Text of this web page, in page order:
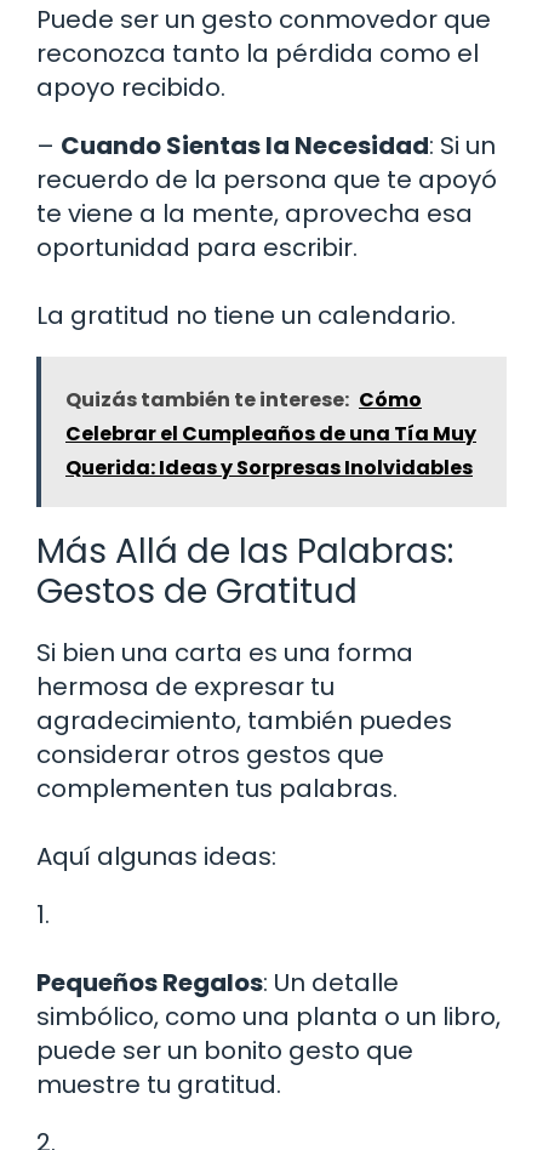
Puede ser un gesto conmovedor que
reconozca tanto la pérdida como el
apoyo recibido.
– Cuando Sientas la Necesidad: Si un
recuerdo de la persona que te apoyó
te viene a la mente, aprovecha esa
oportunidad para escribir.
La gratitud no tiene un calendario.
Quizás también te interese: Cómo
Celebrar el Cumpleaños de una Tía Muy
Querida: Ideas y Sorpresas Inolvidables
Más Allá de las Palabras:
Gestos de Gratitud
Si bien una carta es una forma
hermosa de expresar tu
agradecimiento, también puedes
considerar otros gestos que
complementen tus palabras.
Aquí algunas ideas:
1.
Pequeños Regalos: Un detalle
simbólico, como una planta o un libro,
puede ser un bonito gesto que
muestre tu gratitud.
2.